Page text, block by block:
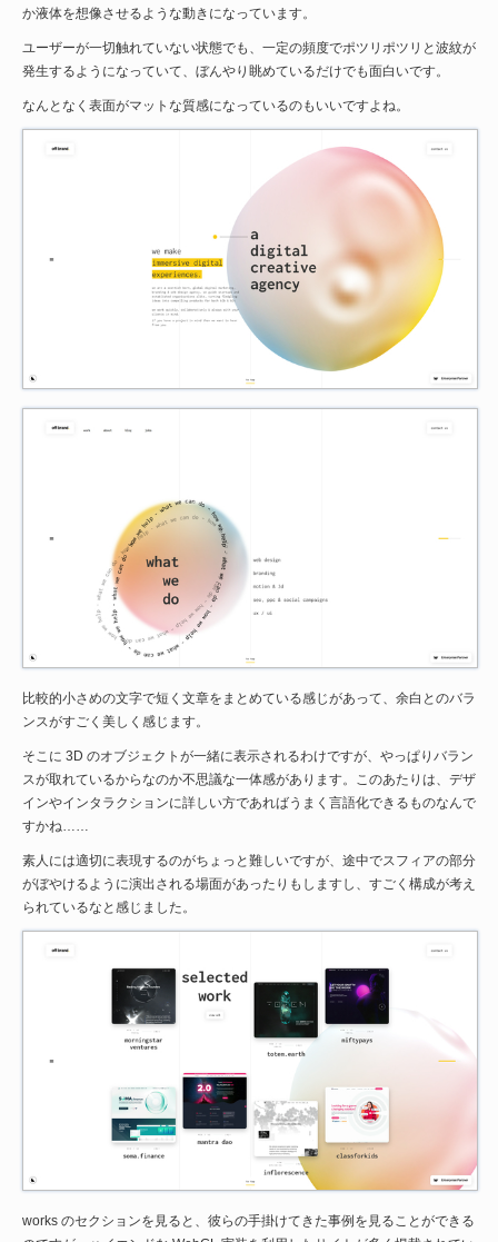
か液体を想像させるような動きになっています。
ユーザーが一切触れていない状態でも、一定の頻度でポツリポツリと波紋が
発生するようになっていて、ぼんやり眺めているだけでも面白いです。
なんとなく表面がマットな質感になっているのもいいですよね。
比較的小さめの文字で短く文章をまとめている感じがあって、余白とのバラ
ンスがすごく美しく感じます。
そこに 3D のオブジェクトが一緒に表示されるわけですが、やっぱりバラン
スが取れているからなのか不思議な一体感があります。このあたりは、デザ
インやインタラクションに詳しい方であればうまく言語化できるものなんで
すかね……
素人には適切に表現するのがちょっと難しいですが、途中でスフィアの部分
がぼやけるように演出される場面があったりもしますし、すごく構成が考え
られているなと感じました。
works のセクションを見ると、彼らの手掛けてきた事例を見ることができる